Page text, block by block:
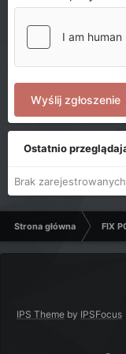
Wyślij zgłoszenie
Ostatnio
Brak
Strona główna FIX
IPS Theme by IPSFocus